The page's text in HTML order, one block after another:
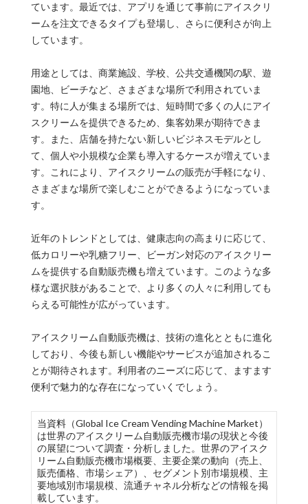
ています。最近では、アプリを通じて事前にアイスクリ
ームを注文できるタイプも登場し、さらに便利さが向上
しています。
用途としては、商業施設、学校、公共交通機関の駅、遊
園地、ビーチなど、さまざまな場所で利用されていま
す。特に人が集まる場所では、短時間で多くの人にアイ
スクリームを提供できるため、集客効果が期待できま
す。また、店舗を持たない新しいビジネスモデルとし
て、個人や小規模な企業も導入するケースが増えていま
す。これにより、アイスクリームの販売が手軽になり、
さまざまな場所で楽しむことができるようになっていま
す。
近年のトレンドとしては、健康志向の高まりに応じて、
低カロリーや乳糖フリー、ビーガン対応のアイスクリー
ムを提供する自動販売機も増えています。このような多
様な選択肢があることで、より多くの人々に利用しても
らえる可能性が広がっています。
アイスクリーム自動販売機は、技術の進化とともに進化
しており、今後も新しい機能やサービスが追加されるこ
とが期待されます。利用者のニーズに応じて、ますます
便利で魅力的な存在になっていくでしょう。
当資料（Global Ice Cream Vending Machine Market）
は世界のアイスクリーム自動販売機市場の現状と今後
の展望について調査・分析しました。世界のアイスク
リーム自動販売機市場概要、主要企業の動向（売上、
販売価格、市場シェア）、セグメント別市場規模、主
要地域別市場規模、流通チャネル分析などの情報を掲
載しています。